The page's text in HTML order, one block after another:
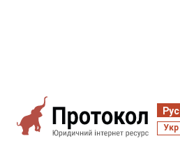
Рус
Укр